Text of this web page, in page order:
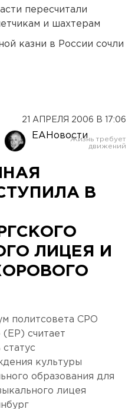
пересчитали
и шахтерам
казни в России сочли
21 АПРЕЛЯ 2006 В 17:06
ЕАНовости
В
ЛИЦЕЯ И
политсовета СРО
(ЕР) считает
культуры
образования для
лицея